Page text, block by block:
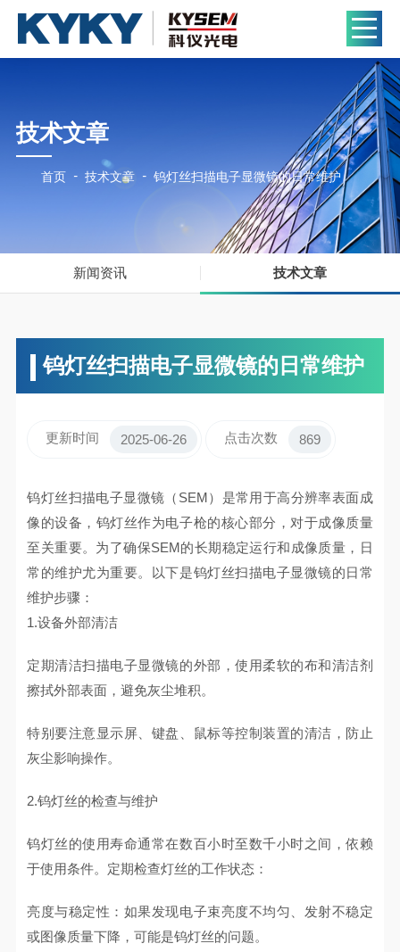
技术文章
首页 - 技术文章 - 钨灯丝扫描电子显微镜的日常维护
新闻资讯 技术文章
钨灯丝扫描电子显微镜的日常维护
更新时间 2025-06-26 点击次数 869
钨灯丝扫描电子显微镜（SEM）是常用于高分辨率表面成
像的设备，钨灯丝作为电子枪的核心部分，对于成像质量
至关重要。为了确保SEM的长期稳定运行和成像质量，日
常的维护尤为重要。以下是钨灯丝扫描电子显微镜的日常
维护步骤：
1.设备外部清洁
定期清洁扫描电子显微镜的外部，使用柔软的布和清洁剂
擦拭外部表面，避免灰尘堆积。
特别要注意显示屏、键盘、鼠标等控制装置的清洁，防止
灰尘影响操作。
2.钨灯丝的检查与维护
钨灯丝的使用寿命通常在数百小时至数千小时之间，依赖
于使用条件。定期检查灯丝的工作状态：
亮度与稳定性：如果发现电子束亮度不均匀、发射不稳定
或图像质量下降，可能是钨灯丝的问题。